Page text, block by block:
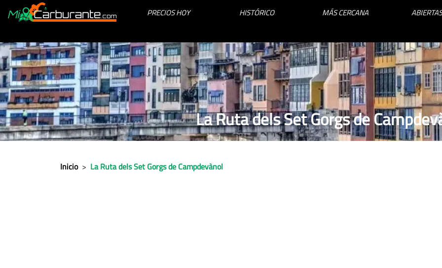
PRECIOS HOY HISTÓRICO MÁS CERCANA
La Ruta dels Set Gorgs de
Inicio > La Ruta dels Set Gorgs de Campdevànol